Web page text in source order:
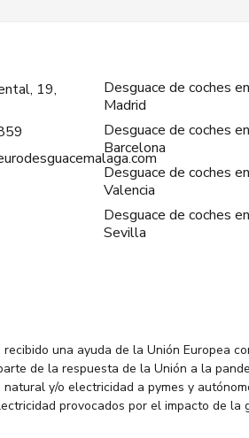
19,
Desguace de coches en
Madrid
Desguace de coches en
Barcelona
Desguace de coches en
Valencia
Desguace de coches en
Sevilla
una ayuda de la Unión Europea
de la respuesta de la Unión a la
y/o electricidad a pymes y
provocados por el impacto de la